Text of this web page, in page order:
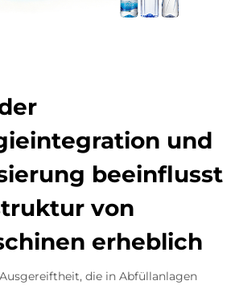
und
beeinflusst
von
erheblich
die in Abfüllanlagen